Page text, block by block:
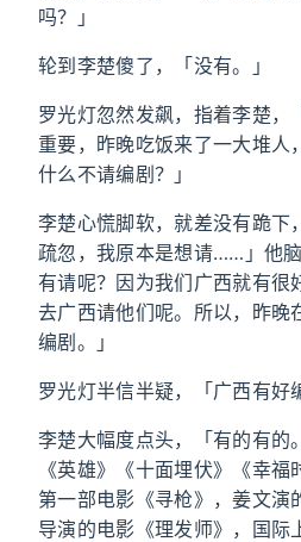
吗？」
轮到李楚傻了，「没有。」
罗光灯忽然发飙，指着李楚，
重要，昨晚吃饭来了一大堆人
什么不请编剧？」
李楚心慌脚软，就差没有跪下
疏忽，我原本是想请……」他
有请呢？因为我们广西就有很
去广西请他们呢。所以，昨晚
编剧。」
罗光灯半信半疑，「广西有好
李楚大幅度点头，「有的有的
《英雄》《十面埋伏》《幸
第一部电影《寻枪》，姜文演
导演的电影《理发师》，国际